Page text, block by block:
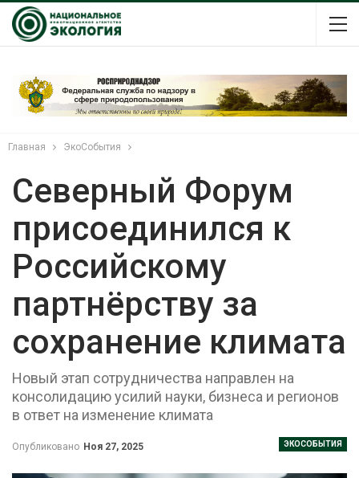
Главная ЭкоСобытия
Северный Форум
присоединился к
Российскому
партнёрству за
сохранение климата
Новый этап сотрудничества направлен на
консолидацию усилий науки, бизнеса и регионов
в ответ на изменение климата
ЭКОСОБЫТИЯ
Опубликовано Ноя 27, 2025